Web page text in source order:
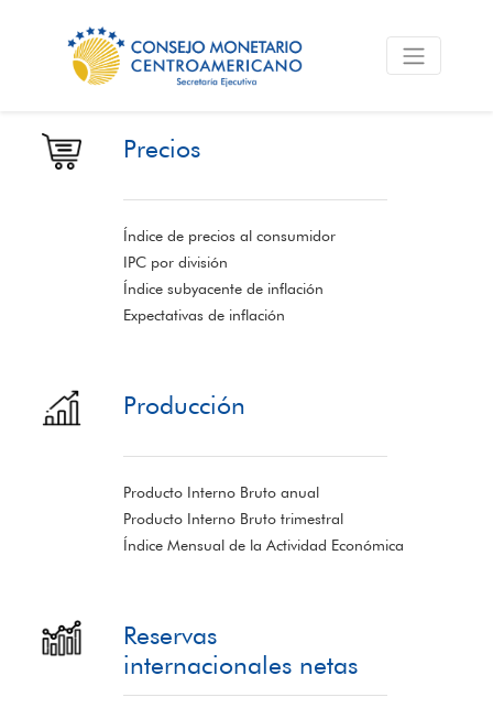
Precios
Índice de precios al consumidor
IPC por división
Índice subyacente de inflación
Expectativas de inflación
Producción
Producto Interno Bruto anual
Producto Interno Bruto trimestral
Índice Mensual de la Actividad Económica
Reservas
internacionales netas